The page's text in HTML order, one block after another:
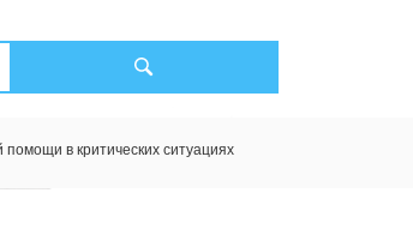
в критических ситуациях